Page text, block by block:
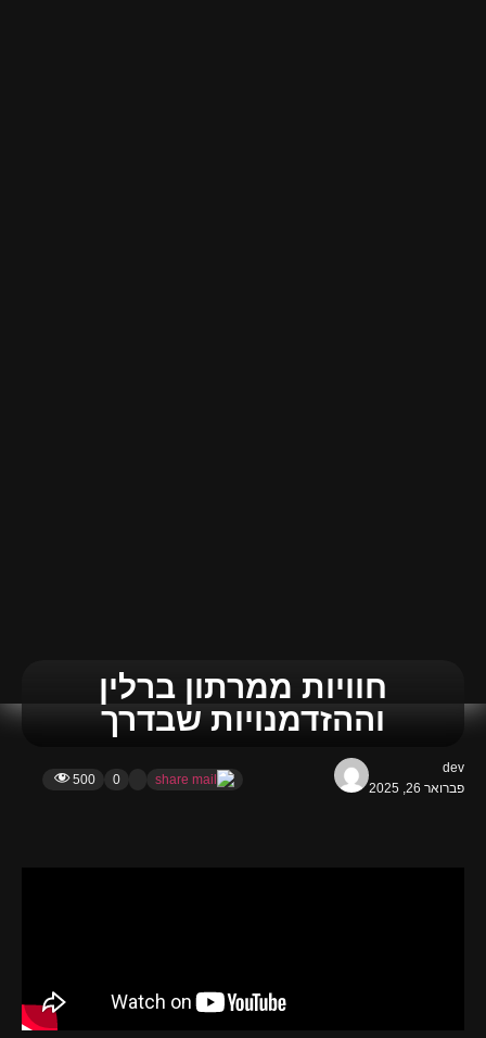
חוויות ממרתון ברלין
וההזדמנויות שבדרך
dev
פברואר 26, 2025
0
500